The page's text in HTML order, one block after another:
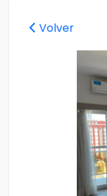
Volver